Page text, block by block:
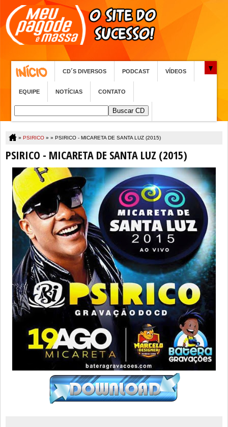
CD´S DIVERSOS PODCAST VÍDEOS
EQUIPE NOTÍCIAS CONTATO
» PSIRICO » » PSIRICO - MICARETA DE SANTA LUZ (2015)
PSIRICO - MICARETA DE SANTA LUZ (2015)